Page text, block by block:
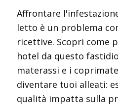
Affrontare
letto è un problema
ricettive. Scopri come
hotel da questo
materassi e i
diventare tuoi alleati:
qualità impatta sulla